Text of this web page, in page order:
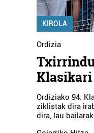
KIROLA
Ordizia
Klasikari
Ordiziako 94.
ziklistak dira
dira, lau